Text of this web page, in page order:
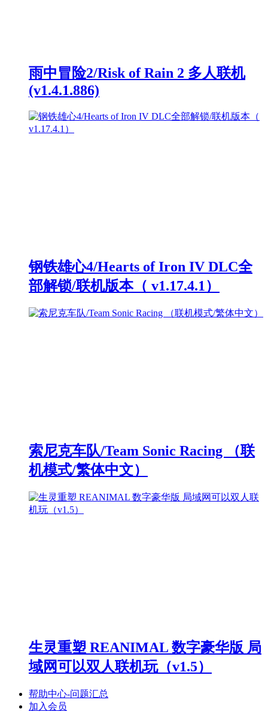
雨中冒险2/Risk of Rain 2 多人联机
(v1.4.1.886)
钢铁雄心4/Hearts of Iron IV DLC全
部解锁/联机版本（ v1.17.4.1）
索尼克车队/Team Sonic Racing （联
机模式/繁体中文）
生灵重塑 REANIMAL 数字豪华版 局
域网可以双人联机玩（v1.5）
帮助中心-问题汇总
加入会员